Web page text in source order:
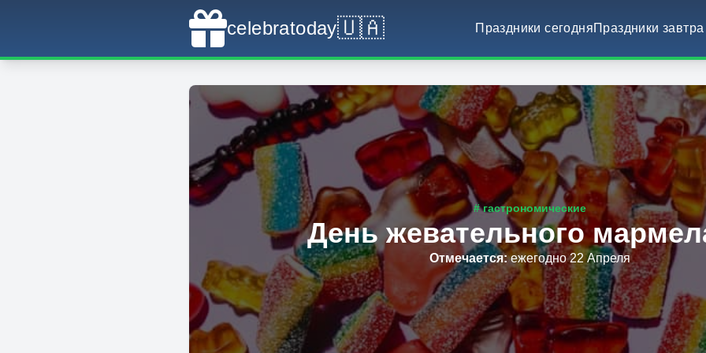
celebratoday🇺🇦 Праздники сегодняПраздники завтра
# гастрономические
День жевательного
Отмечается:ежегодно 22 Апреля